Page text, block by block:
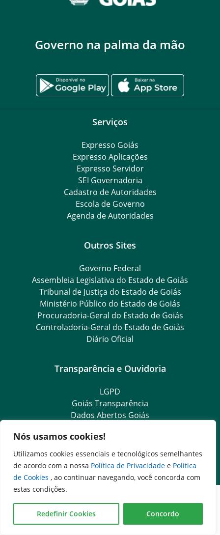
Nós usamos cookies!
Utilizamos cookies essenciais e tecnológicos semelhantes
de acordo com a nossa Política de Privacidade e Política
de Cookies , ao continuar navegando, você concorda com
estas condições.
Redefinir Cookies Concordo
Governo na palma da mão
Serviços
Expresso Goiás
Expresso Aplicações
Expresso Servidor
SEI Governadoria
Cadastro de Autoridades
Escola de Governo
Agenda de Autoridades
Outros Sites
Governo Federal
Assembleia Legislativa do Estado de Goiás
Tribunal de Justiça do Estado de Goiás
Ministério Público do Estado de Goiás
Procuradoria-Geral do Estado de Goiás
Controladoria-Geral do Estado de Goiás
Diário Oficial
Transparência e Ouvidoria
LGPD
Goiás Transparência
Dados Abertos Goiás
e-SIC – Serviço Eletrônico de Informação ao Cidadão
Ouvidoria Setorial (Expresso)
Ouvidoria Setorial (Presencial)